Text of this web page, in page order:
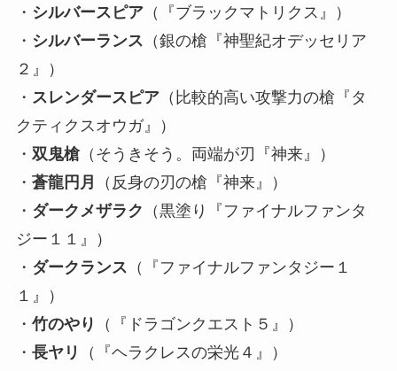
・ シルバースピア（『ブラックマトリクス』）
・ シルバーランス （銀の槍『神聖紀オデッセリア
２』）
・ スレンダースピア（比較的高い攻撃力の槍『タ
クティクスオウガ』）
・ 双鬼槍（そうきそう。両端が刃『神来』）
・ 蒼龍円月
（反身の刃の槍『神来』）
・ ダークメザラク （黒塗り『ファイナルファンタ
ジー１１』）
・ ダークランス （『ファイナルファンタジー１
１』）
・ 竹のやり
（『ドラゴンクエスト５』）
・ 長ヤリ
（『ヘラクレスの栄光４』）